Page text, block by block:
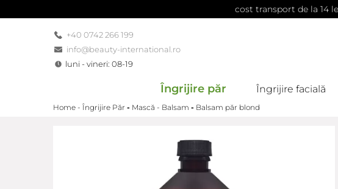
cost transport de la 14
+40 0742 266 199
info@beauty-international.ro
luni - vineri: 08-19
Îngrijire păr Îngrijire facială
Home - Îngrijire Păr - Mască - Balsam - Balsam păr blond